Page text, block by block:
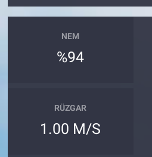
NEM
%94
RÜZGAR
1.00 M/S
Gözden Kaçmasın